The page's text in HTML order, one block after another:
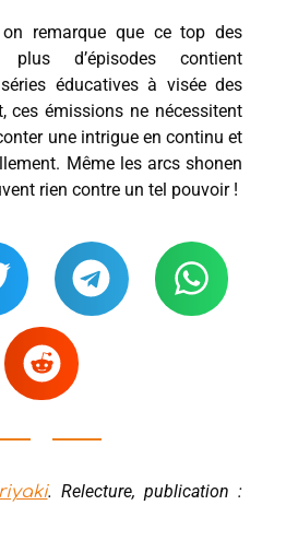
remarque que ce top des
d’épisodes contient
éducatives à visée des
ces émissions ne nécessitent
une intrigue en continu et
Même les arcs shonen
rien contre un tel pouvoir !
. Relecture, publication :